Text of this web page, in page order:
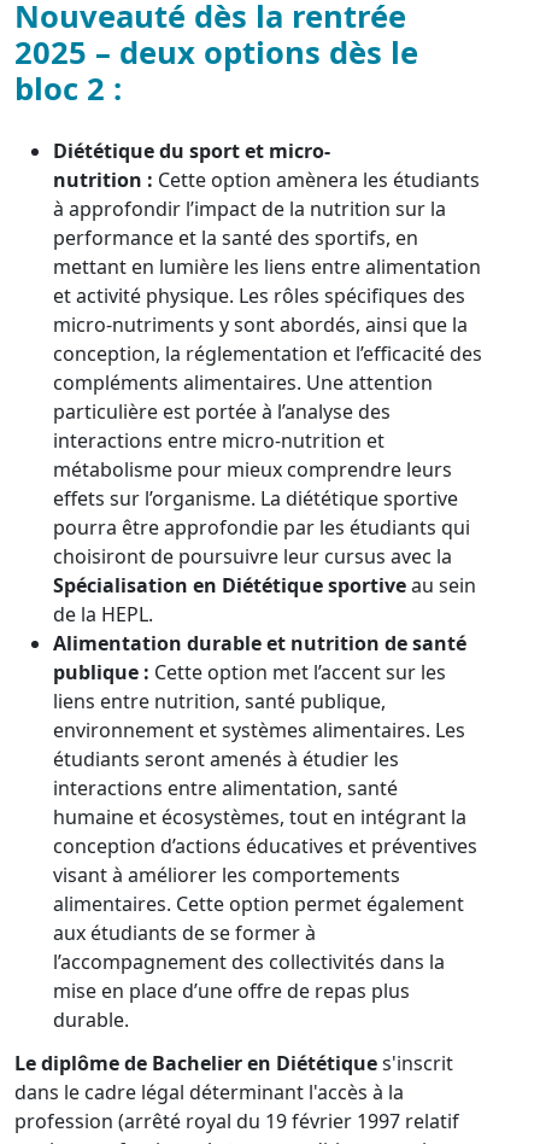
Nouveauté dès la rentrée
2025 – deux options dès le
bloc 2 :
Diététique du sport et micro-
nutrition : Cette option amènera les étudiants
à approfondir l’impact de la nutrition sur la
performance et la santé des sportifs, en
mettant en lumière les liens entre alimentation
et activité physique. Les rôles spécifiques des
micro-nutriments y sont abordés, ainsi que la
conception, la réglementation et l’efficacité des
compléments alimentaires. Une attention
particulière est portée à l’analyse des
interactions entre micro-nutrition et
métabolisme pour mieux comprendre leurs
effets sur l’organisme. La diététique sportive
pourra être approfondie par les étudiants qui
choisiront de poursuivre leur cursus avec la
Spécialisation en Diététique sportiveau sein
de la HEPL.
Alimentation durable et nutrition de santé
publique : Cette option met l’accent sur les
liens entre nutrition, santé publique,
environnement et systèmes alimentaires. Les
étudiants seront amenés à étudier les
interactions entre alimentation, santé
humaine et écosystèmes, tout en intégrant la
conception d’actions éducatives et préventives
visant à améliorer les comportements
alimentaires. Cette option permet également
aux étudiants de se former à
l’accompagnement des collectivités dans la
mise en place d’une offre de repas plus
durable.
Le diplôme de Bachelier en Diététiques'inscrit
dans le cadre légal déterminant l'accès à la
profession (arrêté royal du 19 février 1997 relatif